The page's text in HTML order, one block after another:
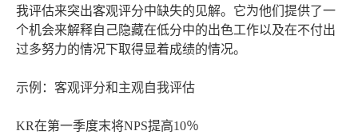
我评估来突出客观评分中缺失的见解。它为他们提供了一
个机会来解释自己隐藏在低分中的出色工作以及在不付出
过多努力的情况下取得显着成绩的情况。
示例：客观评分和主观自我评估
KR在第一季度末将NPS提高10％